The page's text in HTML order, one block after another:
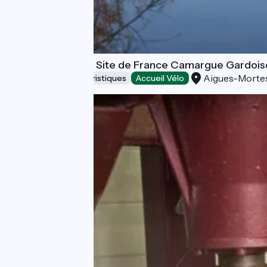
Maison du Grand Site de France Camargue
Musées et sites touristiques Accueil Vélo Aigues-